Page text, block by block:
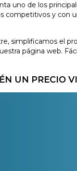
uno de los
y con
simplificamos el
página web.
UN PRECIO